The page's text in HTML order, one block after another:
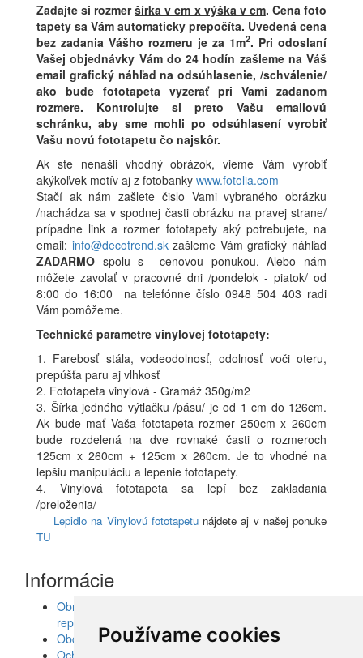
Používame cookies
Zadajte si rozmeršírka v cm x výška v cm. Cena foto
tapety sa Vám automaticky prepočíta. Uvedená cena
bez zadania Vášho rozmeru je za 1m2. Pri odoslaní
Vašej objednávky Vám do 24 hodín zašleme na Váš
email grafický náhľad na odsúhlasenie, /schválenie/
ako bude fototapeta vyzerať pri Vami zadanom
rozmere. Kontrolujte si preto Vašu emailovú
schránku, aby sme mohli po odsúhlasení vyrobiť
Vašu novú fototapetu čo najskôr.
Ak ste nenašli vhodný obrázok, vieme Vám vyrobiť
akýkoľvek motív aj z fotobanky www.fotolia.com
Stačí ak nám zašlete čislo Vami vybraného obrázku
/nachádza sa v spodnej časti obrázku na pravej strane/
prípadne link a rozmer fototapety aký potrebujete, na
email: info@decotrend.skzašleme Vám grafický náhľad
ZADARMO spolu s cenovou ponukou. Alebo nám
môžete zavolať v pracovné dni /pondelok - piatok/ od
8:00 do 16:00 na telefónne číslo 0948 504 403 radi
Vám pomôžeme.
Technické parametre vinylovej fototapety:
1. Farebosť stála, vodeodolnosť, odolnosť voči oteru,
prepúšťa paru aj vlhkosť
2. Fototapeta vinylová - Gramáž 350g/m2
3. Šírka jedného výtlačku /pásu/ je od 1 cm do 126cm.
Ak bude mať Vaša fototapeta rozmer 250cm x 260cm
bude rozdelená na dve rovnaké časti o rozmeroch
125cm x 260cm + 125cm x 260cm. Je to vhodné na
lepšiu manipuláciu a lepenie fototapety.
4. Vinylová fototapeta sa lepí bez zakladania
/preloženia/
Lepidlo na Vinylovú fototapetunájdete aj v našej ponuke
TU
Informácie
Obrazy, nálepky, fototapety, šablóny, dekorácie,
reprodukcie
Obchodné podmienky
Ochrana osobných údajov